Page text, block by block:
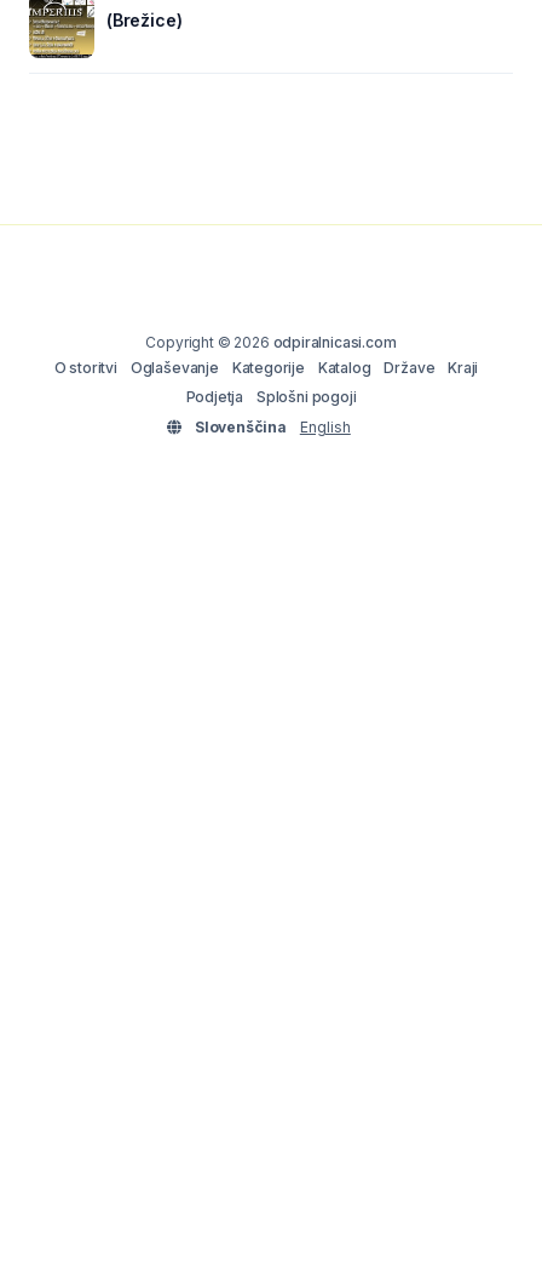
(Brežice)
Copyright © 2026 odpiralnicasi.com
O storitvi
Oglaševanje Kategorije Katalog Države
Kraji
Podjetja
Splošni pogoji
Slovenščina
English